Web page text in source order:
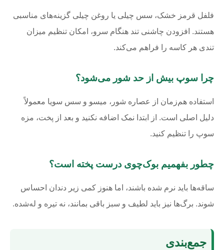
فلفل قرمز خشک، سس چیلی یا روغن چیلی گزینه‌های مناسبی
هستند. افزودن چاشنی تند هنگام سرو، امکان تنظیم میزان
تندی هر کاسه را فراهم می‌کند.
چرا سوپ بیش از حد شور می‌شود؟
استفاده هم‌زمان از عصاره شور، میسو و سس سویا معمولاً
دلیل اصلی است. از ابتدا نمک اضافه نکنید و بعد از پخت، مزه
سوپ را تنظیم کنید.
چطور بفهمیم بوک‌چوی درست پخته است؟
ساقه‌ها باید نرم شده باشند، اما هنوز کمی زیر دندان احساس
شوند. برگ‌ها نیز باید لطیف و سبز باقی بمانند، نه تیره و له‌شده.
جمع‌بندی